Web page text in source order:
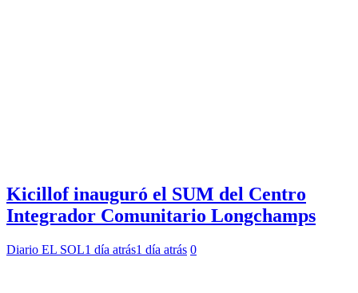
Kicillof inauguró el SUM del Centro
Integrador Comunitario Longchamps
Diario EL SOL1 día atrás1 día atrás 0